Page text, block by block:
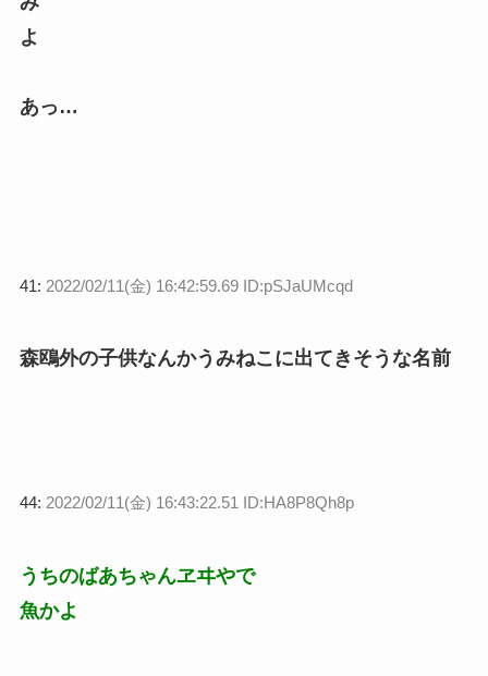
よ
あっ…
41: 2022/02/11(金) 16:42:59.69 ID:pSJaUMcqd
森鴎外の子供なんかうみねこに出てきそうな名前
44: 2022/02/11(金) 16:43:22.51 ID:HA8P8Qh8p
うちのばあちゃんヱヰやで
魚かよ